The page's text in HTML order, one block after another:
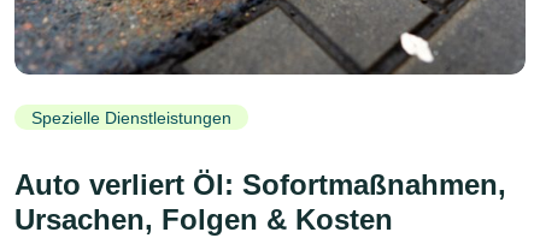
Spezielle Dienstleistungen
Auto verliert Öl: Sofortmaßnahmen,
Ursachen, Folgen & Kosten